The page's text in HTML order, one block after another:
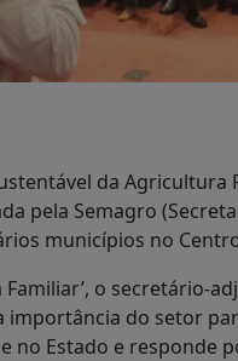
da
pela Semagro
municípios no
o secretário-
do setor
no Estado e